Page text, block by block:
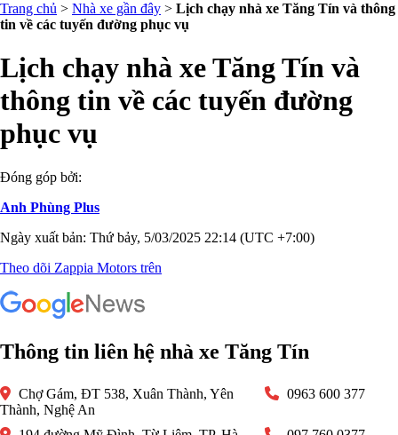
Trang chủ > Nhà xe gần đây > Lịch chạy nhà xe Tăng Tín và thông
tin về các tuyến đường phục vụ
Lịch chạy nhà xe Tăng Tín và
thông tin về các tuyến đường
phục vụ
Đóng góp bởi:
Anh Phùng Plus
Ngày xuất bản: Thứ bảy, 5/03/2025 22:14 (UTC +7:00)
Theo dõi Zappia Motors trên
Thông tin liên hệ nhà xe Tăng Tín
Chợ Gám, ĐT 538, Xuân Thành, Yên
Thành, Nghệ An
0963 600 377